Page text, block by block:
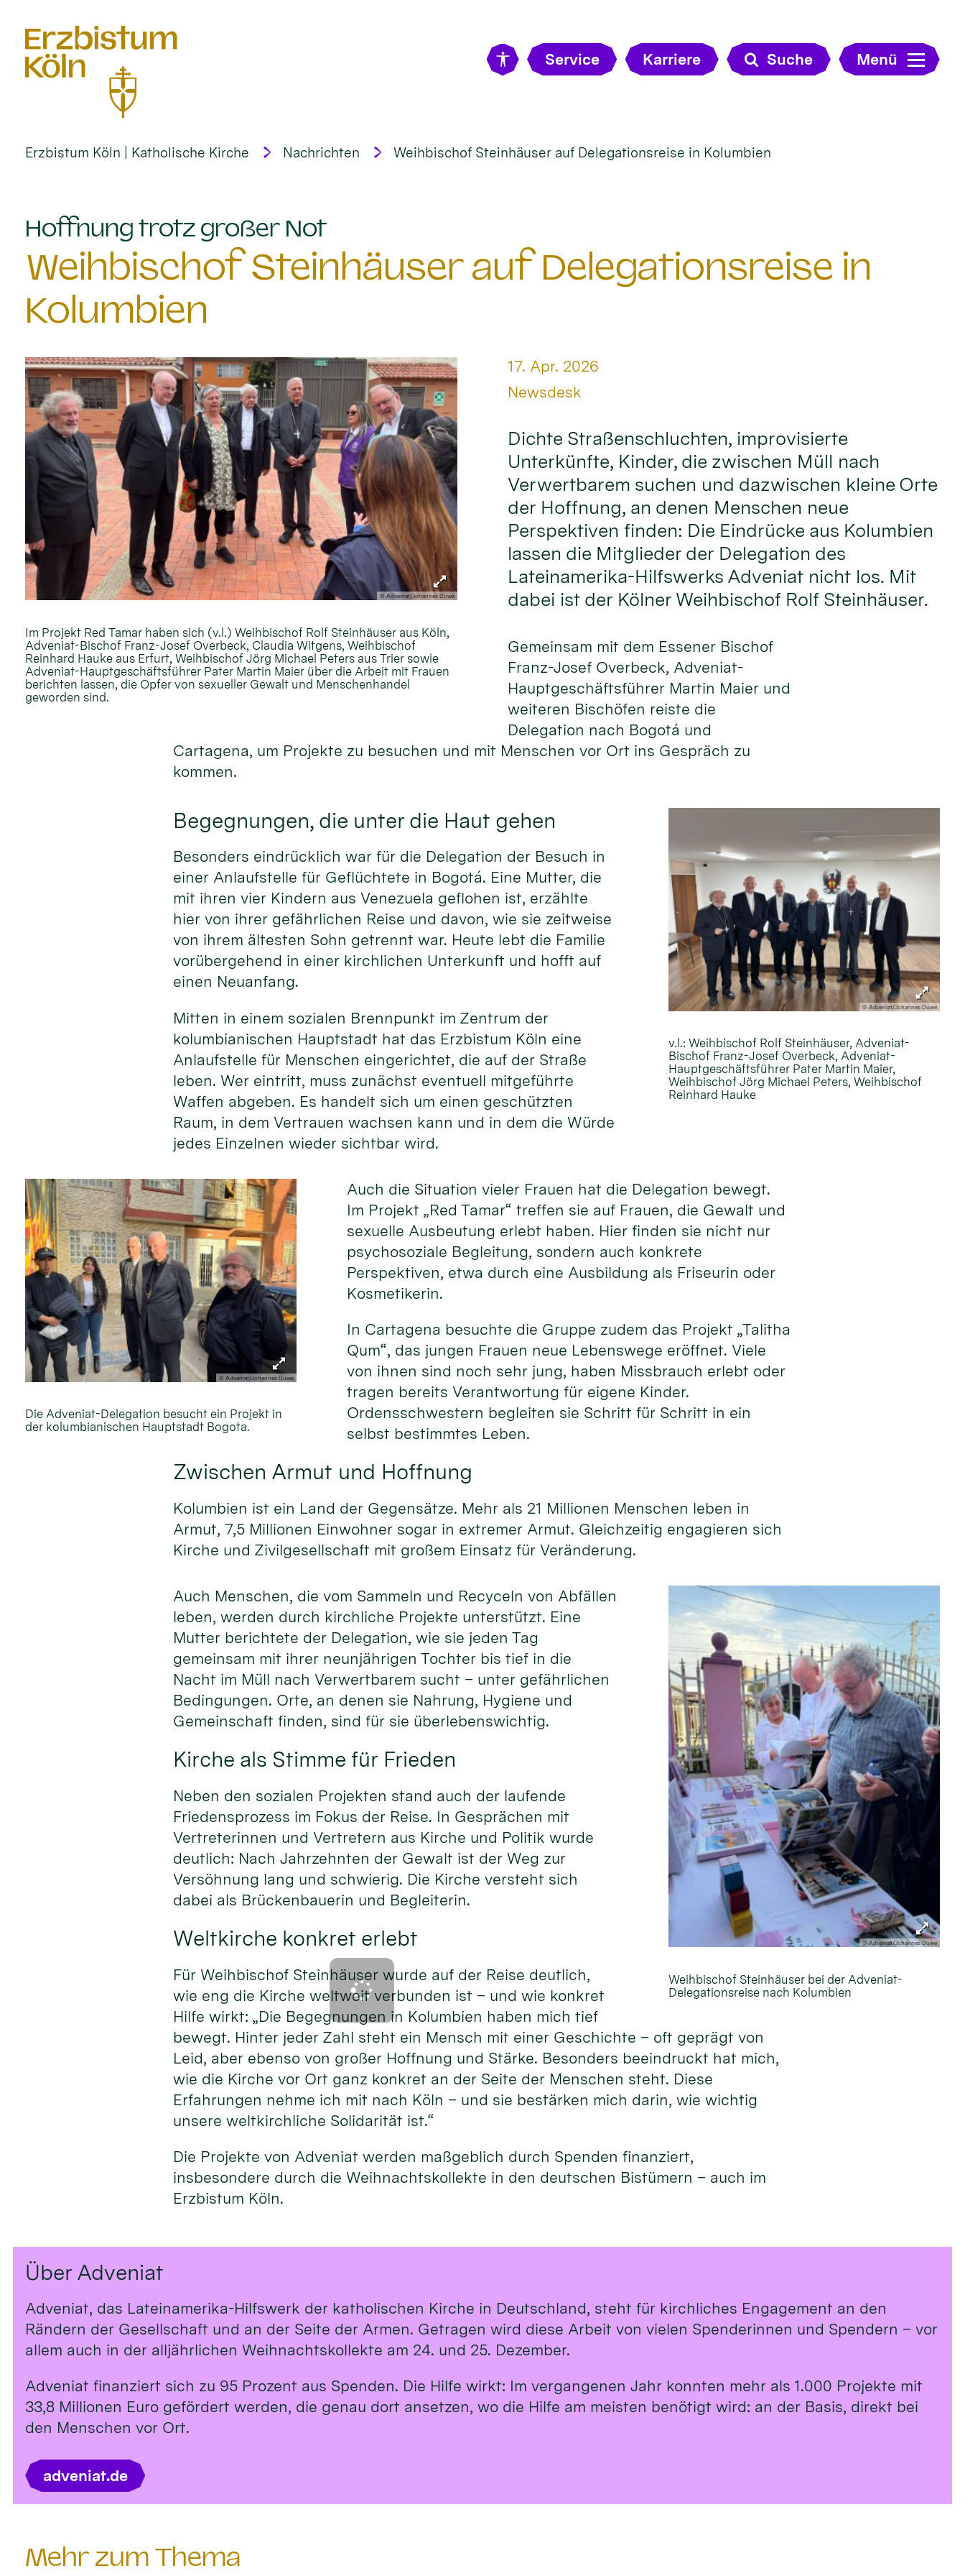
Service Karriere Suche Menü
Erzbistum Köln | Katholische Kirche Nachrichten Weihbischof Steinhäuser auf Delegationsreise in Kolumbien
Hoffnung trotz großer Not:
Weihbischof Steinhäuser auf Delegationsreise in
Kolumbien
© Adveniat/Johannes Duwe
Im Projekt Red Tamar haben sich (v.l.) Weihbischof Rolf Steinhäuser aus Köln,
Adveniat-Bischof Franz-Josef Overbeck, Claudia Witgens, Weihbischof
Reinhard Hauke aus Erfurt, Weihbischof Jörg Michael Peters aus Trier sowie
Adveniat-Hauptgeschäftsführer Pater Martin Maier über die Arbeit mit Frauen
berichten lassen, die Opfer von sexueller Gewalt und Menschenhandel
geworden sind.
Datum:
17. Apr. 2026
Von:
Newsdesk
Dichte Straßenschluchten, improvisierte
Unterkünfte, Kinder, die zwischen Müll nach
Verwertbarem suchen und dazwischen kleine Orte
der Hoffnung, an denen Menschen neue
Perspektiven finden: Die Eindrücke aus Kolumbien
lassen die Mitglieder der Delegation des
Lateinamerika-Hilfswerks Adveniat nicht los. Mit
dabei ist der Kölner Weihbischof Rolf Steinhäuser.
Gemeinsam mit dem Essener Bischof
Franz-Josef Overbeck, Adveniat-
Hauptgeschäftsführer Martin Maier und
weiteren Bischöfen reiste die
Delegation nach Bogotá und
Cartagena, um Projekte zu besuchen und mit Menschen vor Ort ins Gespräch zu
kommen.
© Adveniat/Johannes Duwe
v.l.: Weihbischof Rolf Steinhäuser, Adveniat-
Bischof Franz-Josef Overbeck, Adveniat-
Hauptgeschäftsführer Pater Martin Maier,
Weihbischof Jörg Michael Peters, Weihbischof
Reinhard Hauke
Begegnungen, die unter die Haut gehen
Besonders eindrücklich war für die Delegation der Besuch in
einer Anlaufstelle für Geflüchtete in Bogotá. Eine Mutter, die
mit ihren vier Kindern aus Venezuela geflohen ist, erzählte
hier von ihrer gefährlichen Reise und davon, wie sie zeitweise
von ihrem ältesten Sohn getrennt war. Heute lebt die Familie
vorübergehend in einer kirchlichen Unterkunft und hofft auf
einen Neuanfang.
Mitten in einem sozialen Brennpunkt im Zentrum der
kolumbianischen Hauptstadt hat das Erzbistum Köln eine
Anlaufstelle für Menschen eingerichtet, die auf der Straße
leben. Wer eintritt, muss zunächst eventuell mitgeführte
Waffen abgeben. Es handelt sich um einen geschützten
Raum, in dem Vertrauen wachsen kann und in dem die Würde
jedes Einzelnen wieder sichtbar wird.
© Adveniat/Johannes Duwe
Die Adveniat-Delegation besucht ein Projekt in
der kolumbianischen Hauptstadt Bogota.
Auch die Situation vieler Frauen hat die Delegation bewegt.
Im Projekt „Red Tamar“ treffen sie auf Frauen, die Gewalt und
sexuelle Ausbeutung erlebt haben. Hier finden sie nicht nur
psychosoziale Begleitung, sondern auch konkrete
Perspektiven, etwa durch eine Ausbildung als Friseurin oder
Kosmetikerin.
In Cartagena besuchte die Gruppe zudem das Projekt „Talitha
Qum“, das jungen Frauen neue Lebenswege eröffnet. Viele
von ihnen sind noch sehr jung, haben Missbrauch erlebt oder
tragen bereits Verantwortung für eigene Kinder.
Ordensschwestern begleiten sie Schritt für Schritt in ein
selbst bestimmtes Leben.
Zwischen Armut und Hoffnung
Kolumbien ist ein Land der Gegensätze. Mehr als 21 Millionen Menschen leben in
Armut, 7,5 Millionen Einwohner sogar in extremer Armut. Gleichzeitig engagieren sich
Kirche und Zivilgesellschaft mit großem Einsatz für Veränderung.
© Adveniat/Johannes Duwe
Weihbischof Steinhäuser bei der Adveniat-
Delegationsreise nach Kolumbien
Auch Menschen, die vom Sammeln und Recyceln von Abfällen
leben, werden durch kirchliche Projekte unterstützt. Eine
Mutter berichtete der Delegation, wie sie jeden Tag
gemeinsam mit ihrer neunjährigen Tochter bis tief in die
Nacht im Müll nach Verwertbarem sucht – unter gefährlichen
Bedingungen. Orte, an denen sie Nahrung, Hygiene und
Gemeinschaft finden, sind für sie überlebenswichtig.
Kirche als Stimme für Frieden
Neben den sozialen Projekten stand auch der laufende
Friedensprozess im Fokus der Reise. In Gesprächen mit
Vertreterinnen und Vertretern aus Kirche und Politik wurde
deutlich: Nach Jahrzehnten der Gewalt ist der Weg zur
Versöhnung lang und schwierig. Die Kirche versteht sich
dabei als Brückenbauerin und Begleiterin.
Weltkirche konkret erlebt
Für Weihbischof Steinhäuser wurde auf der Reise deutlich,
wie eng die Kirche weltweit verbunden ist – und wie konkret
Hilfe wirkt: „Die Begegnungen in Kolumbien haben mich tief
bewegt. Hinter jeder Zahl steht ein Mensch mit einer Geschichte – oft geprägt von
Leid, aber ebenso von großer Hoffnung und Stärke. Besonders beeindruckt hat mich,
wie die Kirche vor Ort ganz konkret an der Seite der Menschen steht. Diese
Erfahrungen nehme ich mit nach Köln – und sie bestärken mich darin, wie wichtig
unsere weltkirchliche Solidarität ist.“
Die Projekte von Adveniat werden maßgeblich durch Spenden finanziert,
insbesondere durch die Weihnachtskollekte in den deutschen Bistümern – auch im
Erzbistum Köln.
Über Adveniat
Adveniat, das Lateinamerika-Hilfswerk der katholischen Kirche in Deutschland, steht für kirchliches Engagement an den
Rändern der Gesellschaft und an der Seite der Armen. Getragen wird diese Arbeit von vielen Spenderinnen und Spendern – vor
allem auch in der alljährlichen Weihnachtskollekte am 24. und 25. Dezember.
Adveniat finanziert sich zu 95 Prozent aus Spenden. Die Hilfe wirkt: Im vergangenen Jahr konnten mehr als 1.000 Projekte mit
33,8 Millionen Euro gefördert werden, die genau dort ansetzen, wo die Hilfe am meisten benötigt wird: an der Basis, direkt bei
den Menschen vor Ort.
adveniat.de
Mehr zum Thema